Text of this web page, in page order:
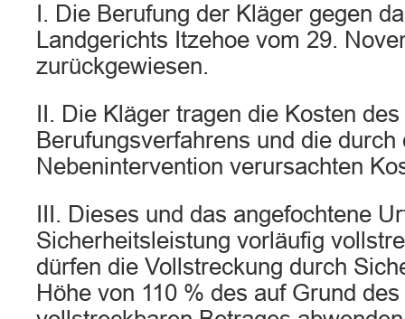
I. Die Berufung der Kläger gegen
Landgerichts Itzehoe vom 29.
zurückgewiesen.
II. Die Kläger tragen die Kosten des
Berufungsverfahrens und die durch
Nebenintervention verursachten
III. Dieses und das angefochtene
Sicherheitsleistung vorläufig
dürfen die Vollstreckung durch
Höhe von 110 % des auf Grund